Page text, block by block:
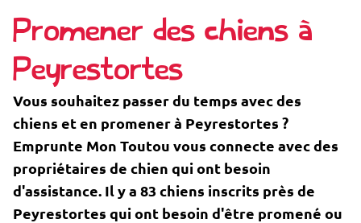
Promener des chiens à
Peyrestortes
Vous souhaitez passer du temps avec des
chiens et en promener à Peyrestortes ?
Emprunte Mon Toutou vous connecte avec des
propriétaires de chien qui ont besoin
d'assistance. Il y a 83 chiens inscrits près de
Peyrestortes qui ont besoin d'être promené ou